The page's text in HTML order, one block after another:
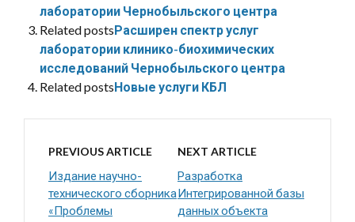
лаборатории Чернобыльского центра
Related postsРасширен спектр услуг
лаборатории клинико-биохимических
исследований Чернобыльского центра
Related postsНовые услуги КБЛ
PREVIOUS ARTICLE
Издание научно-
технического сборника
«Проблемы
NEXT ARTICLE
Разработка
Интегрированной базы
данных объекта